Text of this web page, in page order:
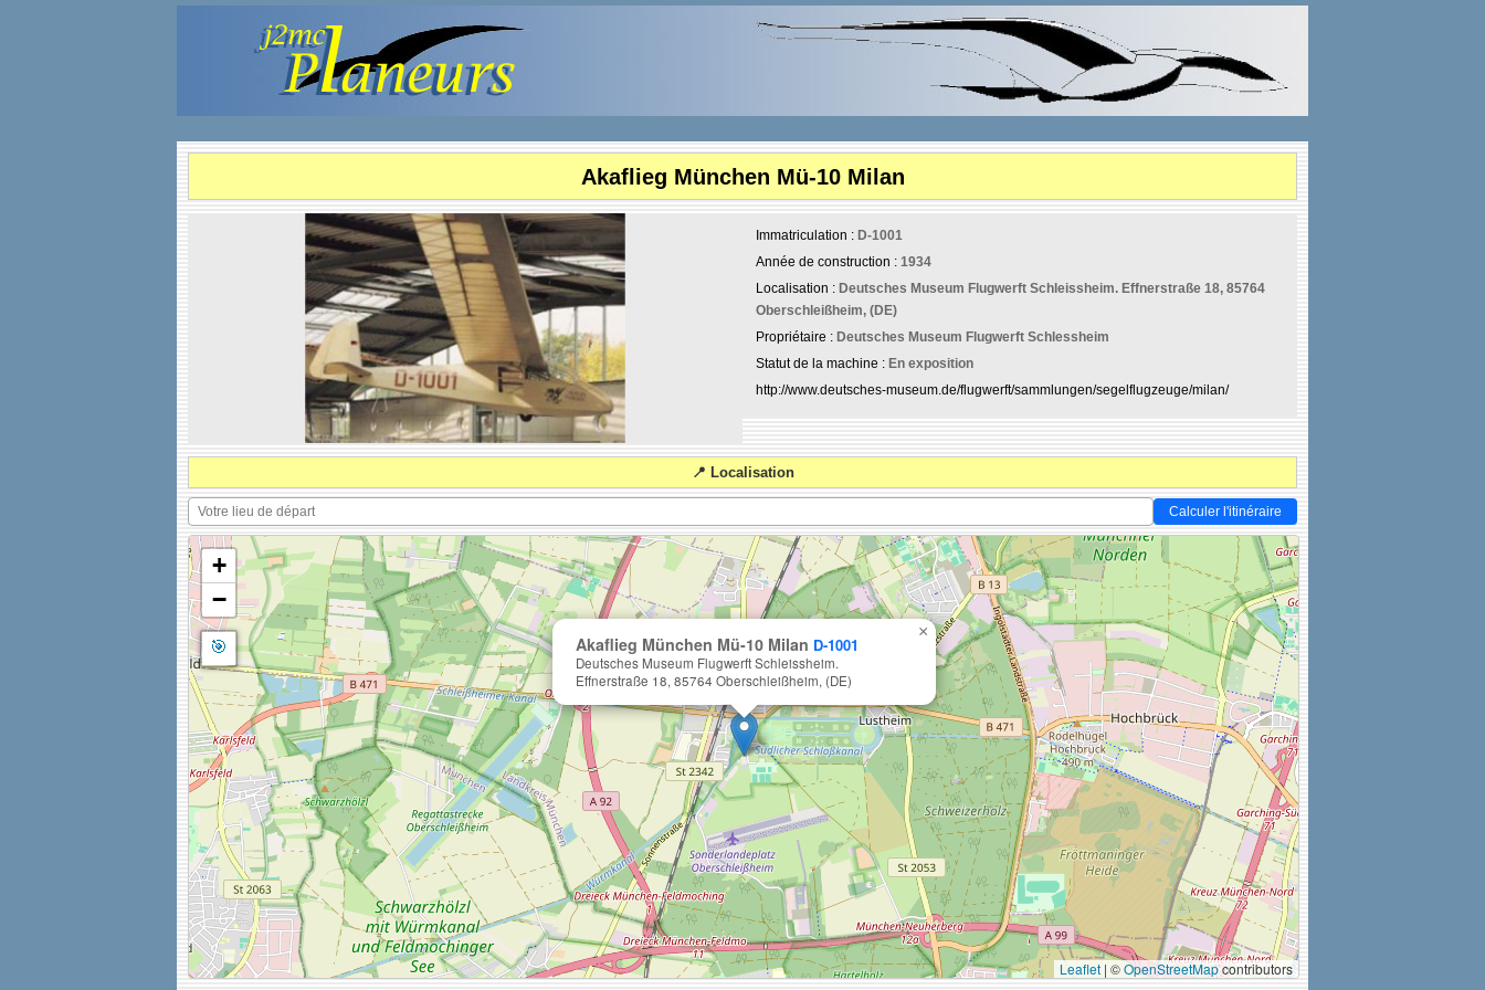
Akaflieg München Mü-10 Milan
Immatriculation : D-1001
Année de construction : 1934
Localisation : Deutsches Museum Flugwerft Schleissheim. Effnerstraße 18, 85764
Oberschleißheim, (DE)
Propriétaire : Deutsches Museum Flugwerft Schlessheim
Statut de la machine : En exposition
http://www.deutsches-museum.de/flugwerft/sammlungen/segelflugzeuge/milan/
📍 Localisation
Calculer l'itinéraire
Akaflieg München Mü-10 Milan D-1001
Deutsches Museum Flugwerft Schleissheim.
Effnerstraße 18, 85764 Oberschleißheim, (DE)
×
+
−
🎯
Leaflet | ©OpenStreetMapcontributors